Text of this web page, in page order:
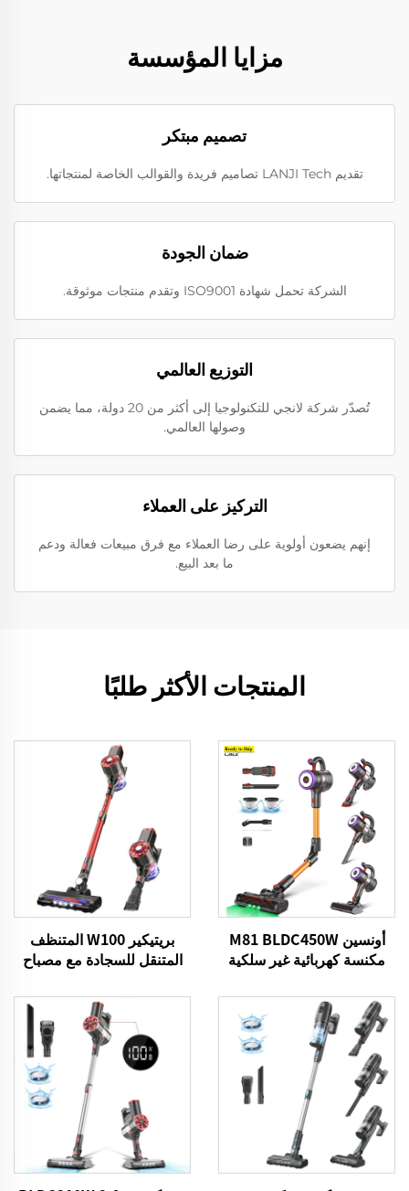
مزايا المؤسسة
تصميم مبتكر
تقديم LANJI Tech تصاميم فريدة والقوالب الخاصة لمنتجاتها.
ضمان الجودة
الشركة تحمل شهادة ISO9001 وتقدم منتجات موثوقة.
التوزيع العالمي
تُصدّر شركة لانجي للتكنولوجيا إلى أكثر من 20 دولة، مما يضمن
وصولها العالمي.
التركيز على العملاء
إنهم يضعون أولوية على رضا العملاء مع فرق مبيعات فعالة ودعم
ما بعد البيع.
المنتجات الأكثر طلبًا
أونسين M81 BLDC450W
مكنسة كهربائية غير سلكية
بريتيكير W100 المتنظف
المتنقل للسجادة مع مصباح